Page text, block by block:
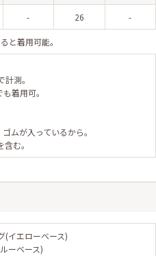
- 26 -
と着用可能。
測。
着用可。
ムが入っているから。
含む。
(イエローベース)
ーベース)